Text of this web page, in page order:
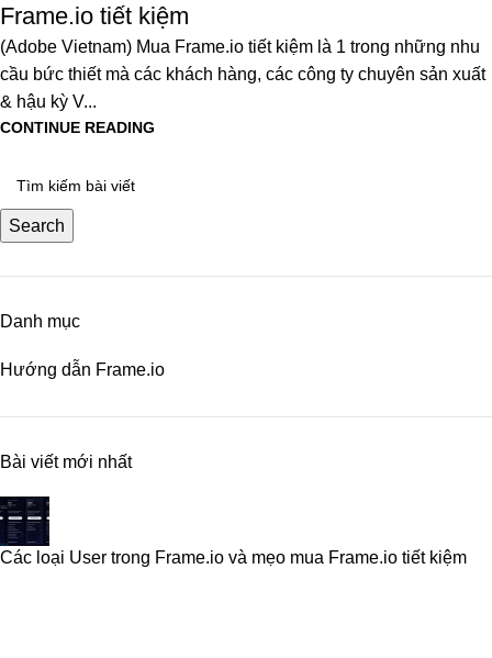
Frame.io tiết kiệm
(Adobe Vietnam) Mua Frame.io tiết kiệm là 1 trong những nhu
cầu bức thiết mà các khách hàng, các công ty chuyên sản xuất
& hậu kỳ V...
CONTINUE READING
Search
Danh mục
Hướng dẫn Frame.io
Bài viết mới nhất
Các loại User trong Frame.io và mẹo mua Frame.io tiết kiệm